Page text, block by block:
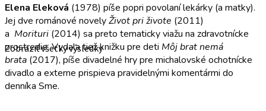
Zobraziť všetky výsledky
Elena Eleková (1978) píše popri povolaní lekárky (a matky).
Jej dve románové novelyŽivot pri živote (2011)
a Morituri (2014) sa preto tematicky viažu na zdravotnícke
prostredie. Vydala tiež knižku pre deti Môj brat nemá
brata (2017), píše divadelné hry pre michalovské ochotnícke
divadlo a externe prispieva pravidelnými komentármi do
denníka Sme.